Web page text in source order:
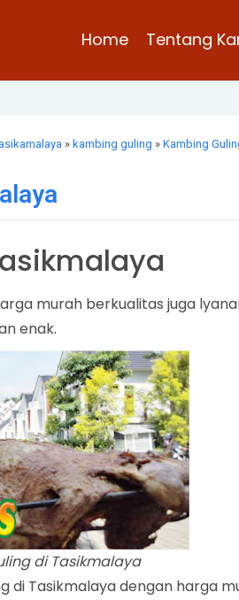
Home Tentang
» kambing guling » Kambing
murah berkualitas juga
enak.
di Tasikmalaya
di Tasikmalaya dengan harga